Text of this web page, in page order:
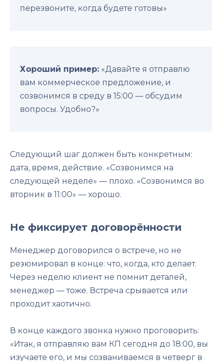
перезвоните, когда будете готовы»
Хороший пример: «Давайте я отправлю
вам коммерческое предложение, и
созвонимся в среду в 15:00 — обсудим
вопросы. Удобно?»
Следующий шаг должен быть конкретным:
дата, время, действие. «Созвонимся на
следующей неделе» — плохо. «Созвонимся во
вторник в 11:00» — хорошо.
Не фиксирует договорённости
Менеджер договорился о встрече, но не
резюмировал в конце: что, когда, кто делает.
Через неделю клиент не помнит деталей,
менеджер — тоже. Встреча срывается или
проходит хаотично.
В конце каждого звонка нужно проговорить:
«Итак, я отправляю вам КП сегодня до 18:00, вы
изучаете его, и мы созваниваемся в четверг в